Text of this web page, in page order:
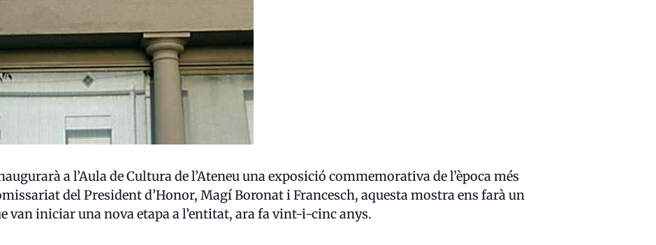
a l’Aula de Cultura de l’Ateneu una exposició commemorativa de l’època més
del President d’Honor, Magí Boronat i Francesch, aquesta mostra ens farà un
van iniciar una nova etapa a l’entitat, ara fa vint-i-cinc anys.